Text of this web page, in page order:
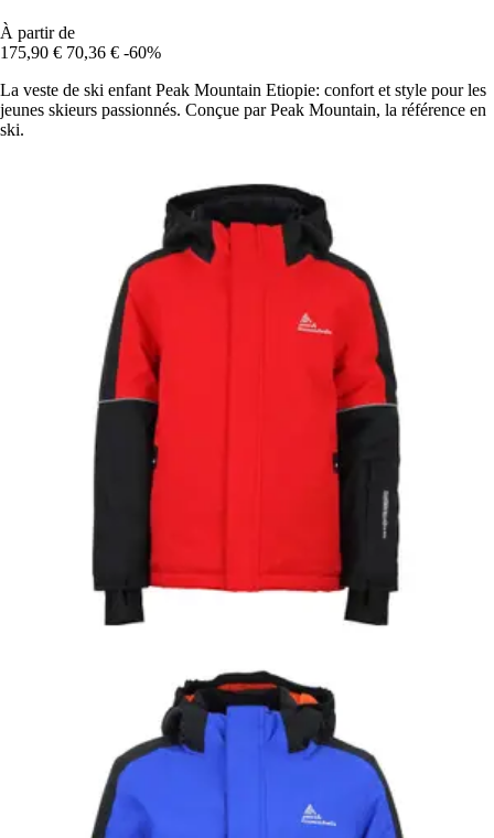
À partir de
175,90 € 70,36 € -60%
La veste de ski enfant Peak Mountain Etiopie: confort et style pour les
jeunes skieurs passionnés. Conçue par Peak Mountain, la référence en
ski.